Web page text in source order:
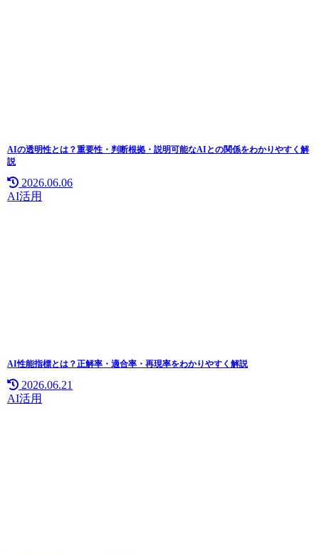
AIの透明性とは？重要性・判断根拠・説明可能なAIとの関係をわかりやすく解
説
2026.06.06
AI活用
AI性能指標とは？正解率・適合率・再現率をわかりやすく解説
2026.06.21
AI活用